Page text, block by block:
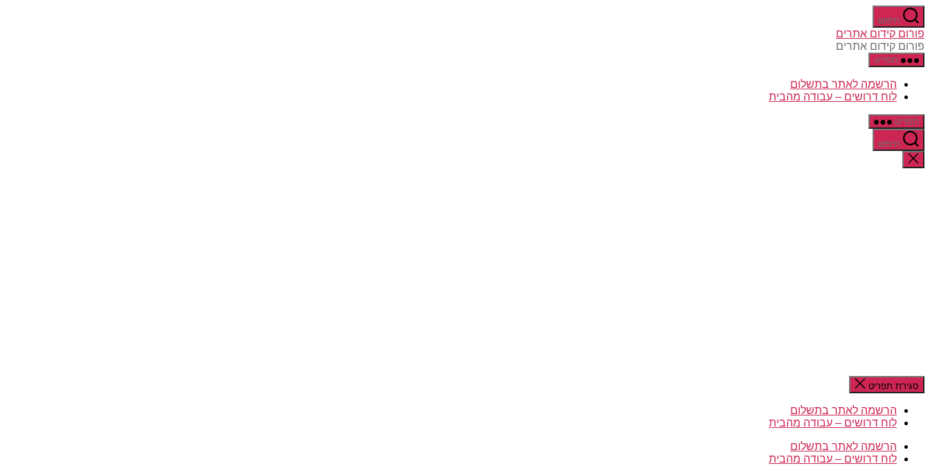
דלג
לתוכן חיפוש
פורום קידום אתרים
פורום קידום אתרים
תפריט
הרשמה לאתר בתשלום
לוח דרושים – עבודה מהבית
תפריט
חיפוש
סגירת
החיפוש
סגירת תפריט
הרשמה לאתר בתשלום
לוח דרושים – עבודה מהבית
הרשמה לאתר בתשלום
לוח דרושים – עבודה מהבית